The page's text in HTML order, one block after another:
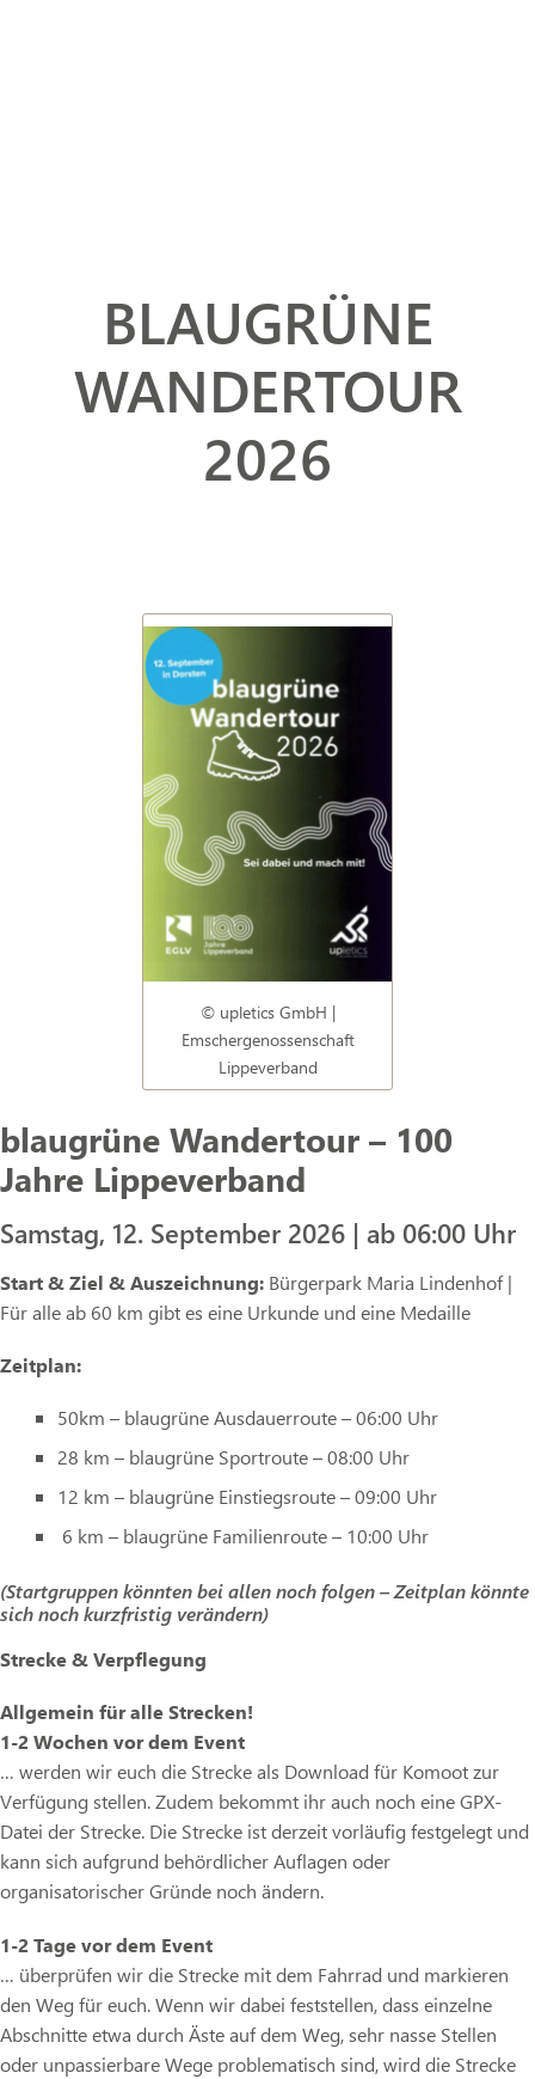
BLAUGRÜNE
WANDERTOUR
2026
© upletics GmbH |
Emschergenossenschaft
Lippeverband
blaugrüne Wandertour – 100
Jahre Lippeverband
Samstag, 12. September 2026 | ab 06:00 Uhr
Start & Ziel & Auszeichnung: Bürgerpark Maria Lindenhof |
Für alle ab 60 km gibt es eine Urkunde und eine Medaille
Zeitplan:
50km – blaugrüne Ausdauerroute – 06:00 Uhr
28 km – blaugrüne Sportroute – 08:00 Uhr
12 km – blaugrüne Einstiegsroute – 09:00 Uhr
6 km – blaugrüne Familienroute – 10:00 Uhr
(Startgruppen könnten bei allen noch folgen – Zeitplan könnte
sich noch kurzfristig verändern)
Strecke & Verpflegung
Allgemein für alle Strecken!
1-2 Wochen vor dem Event
… werden wir euch die Strecke als Download für Komoot zur
Verfügung stellen. Zudem bekommt ihr auch noch eine GPX-
Datei der Strecke. Die Strecke ist derzeit vorläufig festgelegt und
kann sich aufgrund behördlicher Auflagen oder
organisatorischer Gründe noch ändern.
1-2 Tage vor dem Event
… überprüfen wir die Strecke mit dem Fahrrad und markieren
den Weg für euch. Wenn wir dabei feststellen, dass einzelne
Abschnitte etwa durch Äste auf dem Weg, sehr nasse Stellen
oder unpassierbare Wege problematisch sind, wird die Strecke